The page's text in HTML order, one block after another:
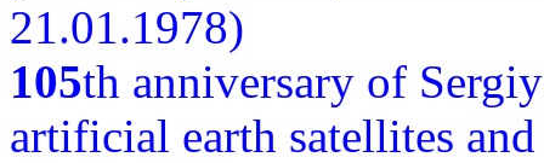
21.01.1978)
105th anniversary of
artificial earth satellites